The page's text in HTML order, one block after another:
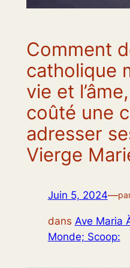
Comment
catholique
vie et
coûté une
adresser
Vierge
Juin 5, 2024—
dans Ave Maria
Monde; Scoop: